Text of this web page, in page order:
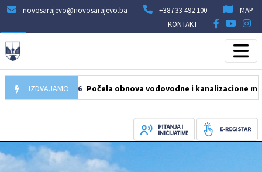
novosarajevo@novosarajevo.ba +387 33 492 100
MAP
KONTAKT
IZDVAJAMO
05.08.2026 Počela obnova vodovodne i kanalizacione mreže u